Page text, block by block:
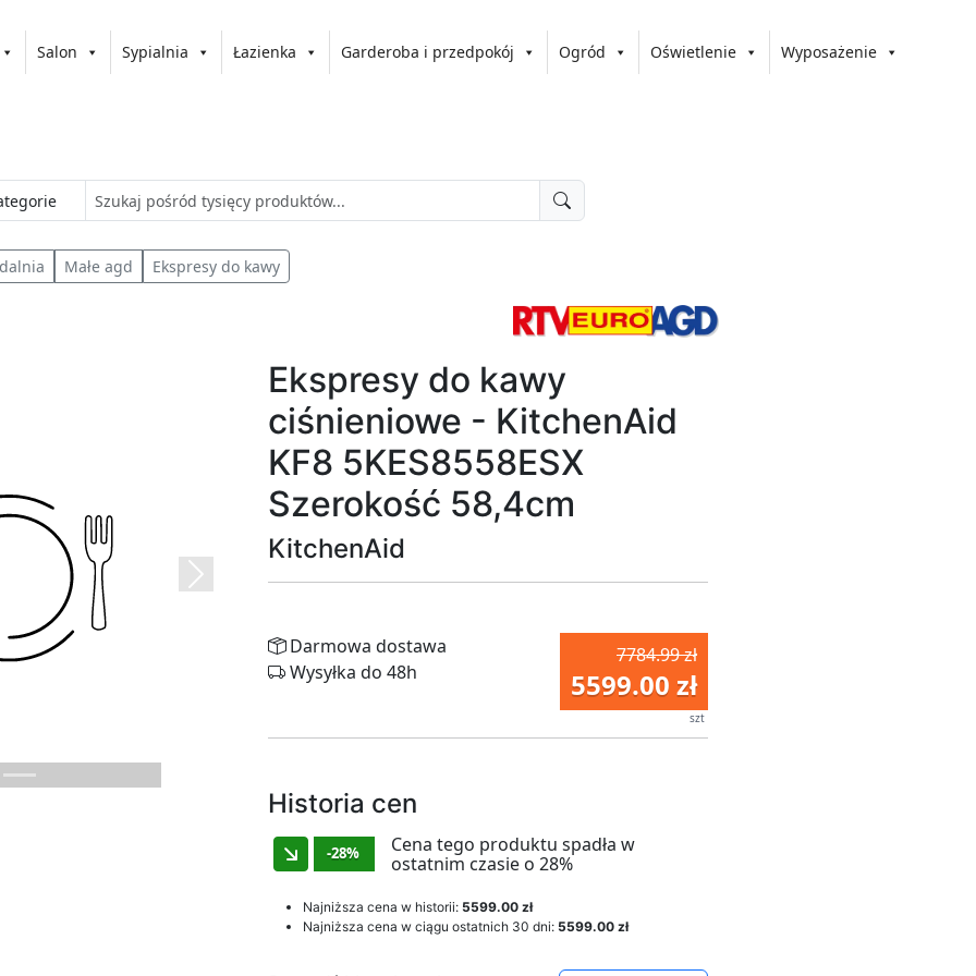
Salon Sypialnia Łazienka Garderoba i przedpokój Ogród Oświetlenie Wyposażenie
Małe agd Ekspresy do kawy
Next
Ekspresy do kawy
ciśnieniowe - KitchenAid
KF8 5KES8558ESX
Szerokość 58,4cm
KitchenAid
7784.99 zł
5599.00 zł
szt
Darmowa dostawa
Wysyłka do 48h
Historia cen
-28%
Cena tego produktu spadła w
ostatnim czasie o 28%
Najniższa cena w historii: 5599.00 zł
Najniższa cena w ciągu ostatnich 30 dni: 5599.00 zł